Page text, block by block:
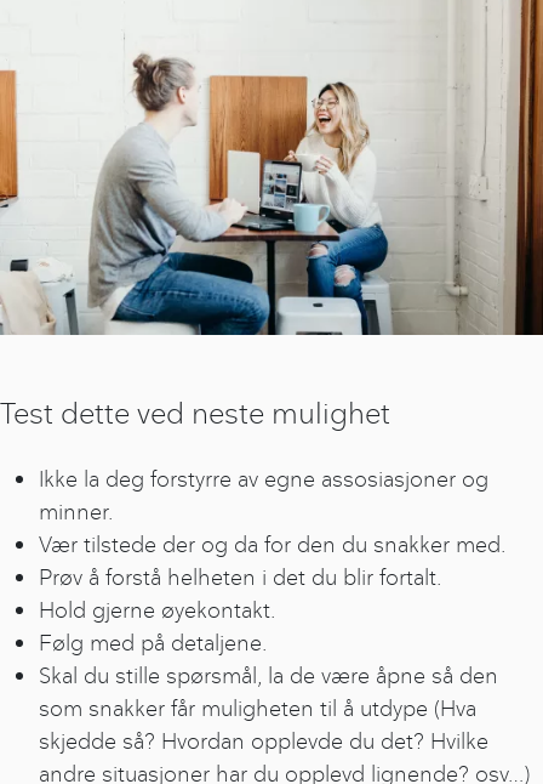
Test dette ved neste mulighet
Ikke la deg forstyrre av egne assosiasjoner og
minner.
Vær tilstede der og da for den du snakker med.
Prøv å forstå helheten i det du blir fortalt.
Hold gjerne øyekontakt.
Følg med på detaljene.
Skal du stille spørsmål, la de være åpne så den
som snakker får muligheten til å utdype (Hva
skjedde så? Hvordan opplevde du det? Hvilke
andre situasjoner har du opplevd lignende? osv…)